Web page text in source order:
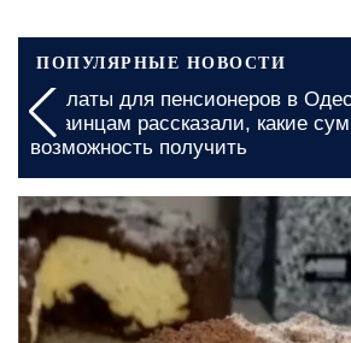
ПОПУЛЯРНЫЕ НОВОСТИ
Доплаты для пенсионеров в
украинцам рассказали, какие
возможность получить
31 мая, 20:00